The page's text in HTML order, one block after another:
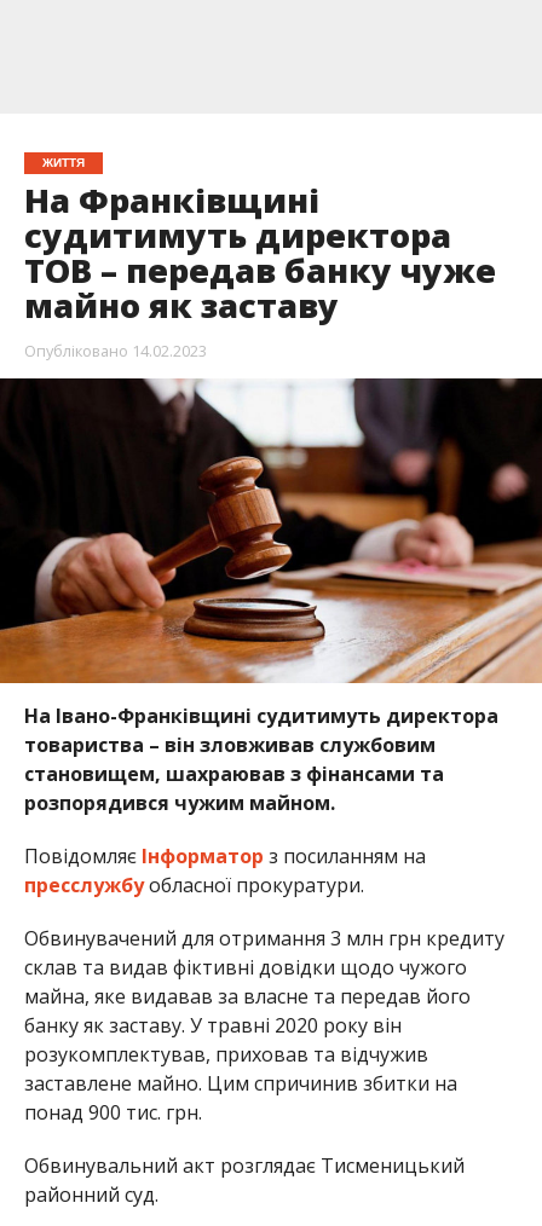
ЖИТТЯ
На Франківщині
судитимуть директора
ТОВ – передав банку чуже
майно як заставу
Опубліковано 14.02.2023
На Івано-Франківщині судитимуть директора
товариства – він зловживав службовим
становищем, шахраював з фінансами та
розпорядився чужим майном.
Повідомляє Інформатор з посиланням на
пресслужбуобласної прокуратури.
Обвинувачений для отримання 3 млн грн кредиту
склав та видав фіктивні довідки щодо чужого
майна, яке видавав за власне та передав його
банку як заставу. У травні 2020 року він
розукомплектував, приховав та відчужив
заставлене майно. Цим спричинив збитки на
понад 900 тис. грн.
Обвинувальний акт розглядає Тисменицький
районний суд.